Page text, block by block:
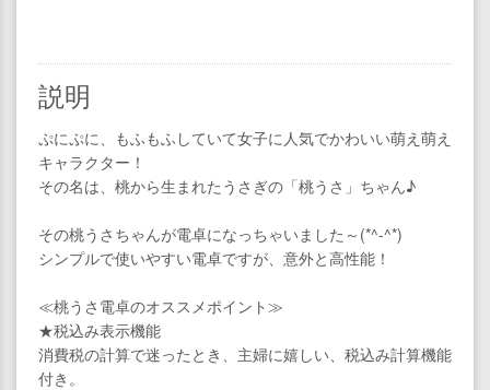
説明
ぷにぷに、もふもふしていて女子に人気でかわいい萌え萌え
キャラクター！
その名は、桃から生まれたうさぎの「桃うさ」ちゃん♪
その桃うさちゃんが電卓になっちゃいました～(*^-^*)
シンプルで使いやすい電卓ですが、意外と高性能！
≪桃うさ電卓のオススメポイント≫
★税込み表示機能
消費税の計算で迷ったとき、主婦に嬉しい、税込み計算機能
付き。